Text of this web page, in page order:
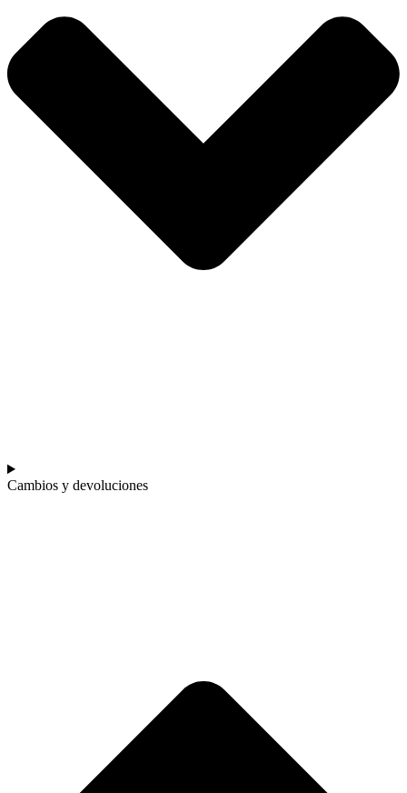
Cambios y devoluciones